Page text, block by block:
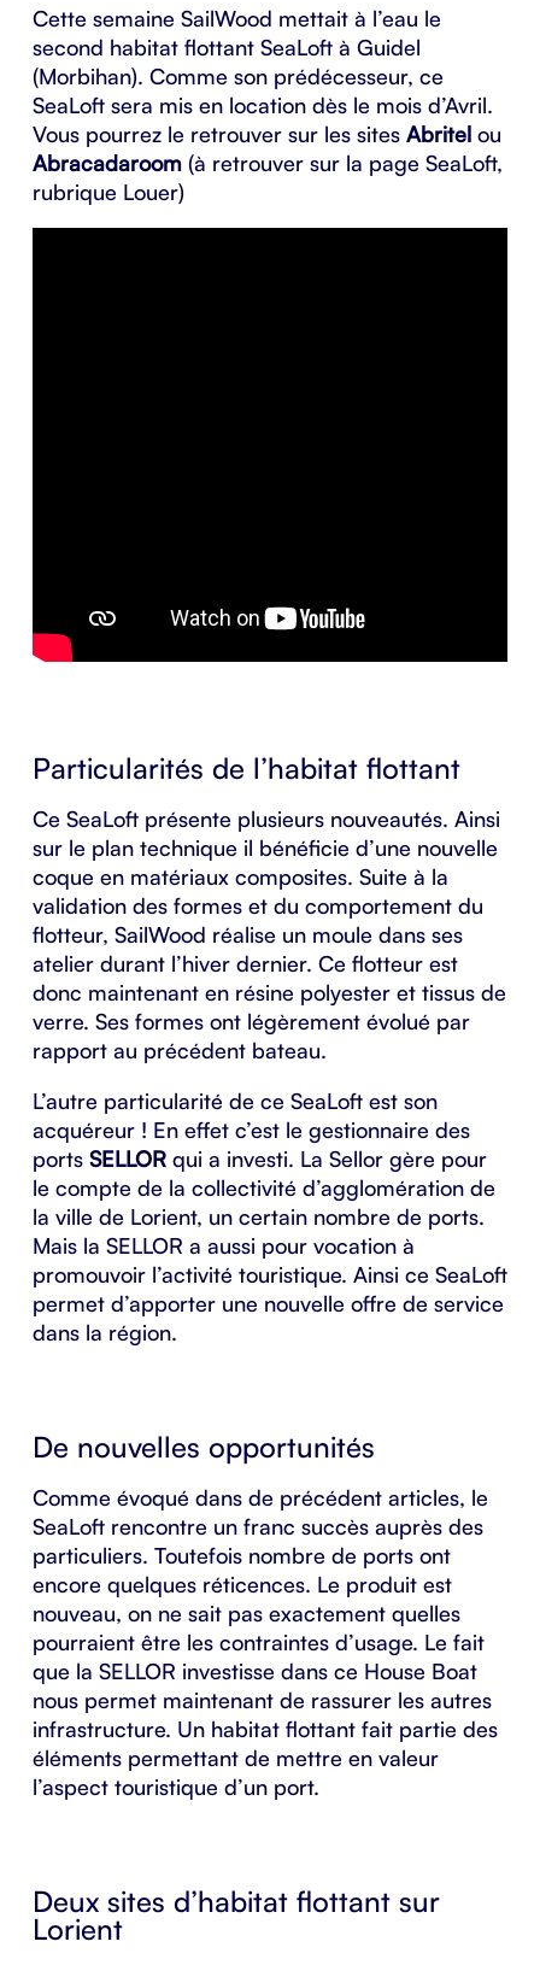
Cette semaine SailWood mettait à l’eau le
second habitat flottant SeaLoft à Guidel
(Morbihan). Comme son prédécesseur, ce
SeaLoft sera mis en location dès le mois d’Avril.
Vous pourrez le retrouver sur les sites Abritel ou
Abracadaroom (à retrouver sur la page SeaLoft,
rubrique Louer)
Particularités de l’habitat flottant
Ce SeaLoft présente plusieurs nouveautés. Ainsi
sur le plan technique il bénéficie d’une nouvelle
coque en matériaux composites. Suite à la
validation des formes et du comportement du
flotteur, SailWood réalise un moule dans ses
atelier durant l’hiver dernier. Ce flotteur est
donc maintenant en résine polyester et tissus de
verre. Ses formes ont légèrement évolué par
rapport au précédent bateau.
L’autre particularité de ce SeaLoft est son
acquéreur ! En effet c’est le gestionnaire des
ports SELLOR qui a investi. La Sellor gère pour
le compte de la collectivité d’agglomération de
la ville de Lorient, un certain nombre de ports.
Mais la SELLOR a aussi pour vocation à
promouvoir l’activité touristique. Ainsi ce SeaLoft
permet d’apporter une nouvelle offre de service
dans la région.
De nouvelles opportunités
Comme évoqué dans de précédent articles, le
SeaLoft rencontre un franc succès auprès des
particuliers. Toutefois nombre de ports ont
encore quelques réticences. Le produit est
nouveau, on ne sait pas exactement quelles
pourraient être les contraintes d’usage. Le fait
que la SELLOR investisse dans ce House Boat
nous permet maintenant de rassurer les autres
infrastructure. Un habitat flottant fait partie des
éléments permettant de mettre en valeur
l’aspect touristique d’un port.
Deux sites d’habitat flottant sur
Lorient